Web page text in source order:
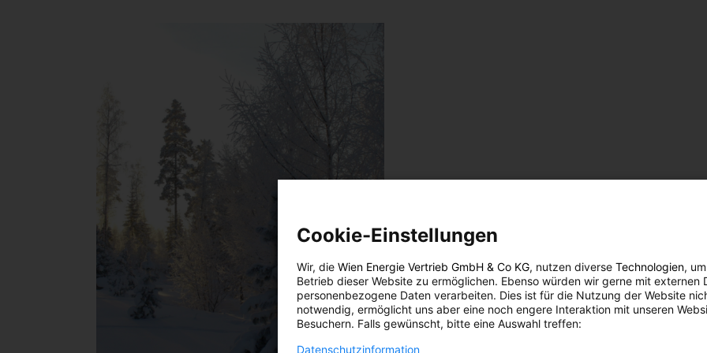
Cookie-Einstellungen
Wir, die Wien Energie Vertrieb GmbH & Co KG, nutzen diverse Technologien,
Betrieb dieser Website zu ermöglichen. Ebenso würden wir gerne mit externen
personenbezogene Daten verarbeiten. Dies ist für die Nutzung der Website
notwendig, ermöglicht uns aber eine noch engere Interaktion mit unseren
Besuchern. Falls gewünscht, bitte eine Auswahl treffen:
Datenschutzinformation